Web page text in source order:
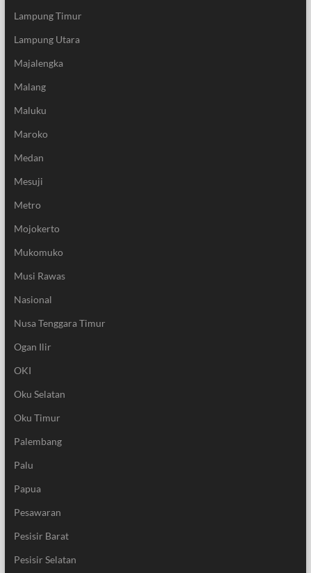
Lampung Timur
Lampung Utara
Majalengka
Malang
Maluku
Maroko
Medan
Mesuji
Metro
Mojokerto
Mukomuko
Musi Rawas
Nasional
Nusa Tenggara Timur
Ogan Ilir
OKI
Oku Selatan
Oku Timur
Palembang
Palu
Papua
Pesawaran
Pesisir Barat
Pesisir Selatan